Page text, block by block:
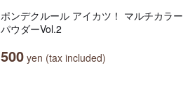
ポンデクルール アイカツ！ マルチカラー
パウダーVol.2
500 yen (tax included)